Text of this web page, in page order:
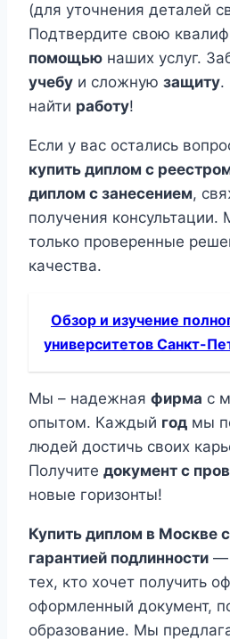
(для уточнения деталей
Подтвердите свою
помощью наших услуг.
учебу и сложную защиту.
найти работу!
Если у вас остались
купить диплом с
диплом с занесением,
получения
только проверенные
качества.
Обзор и изучение
университетов Санкт-
Мы – надежная фирма с
опытом. Каждый год мы
людей достичь своих
Получите документ с
новые горизонты!
Купить диплом в Москве
гарантией подлинности —
тех, кто хочет получить
оформленный документ,
образование. Мы